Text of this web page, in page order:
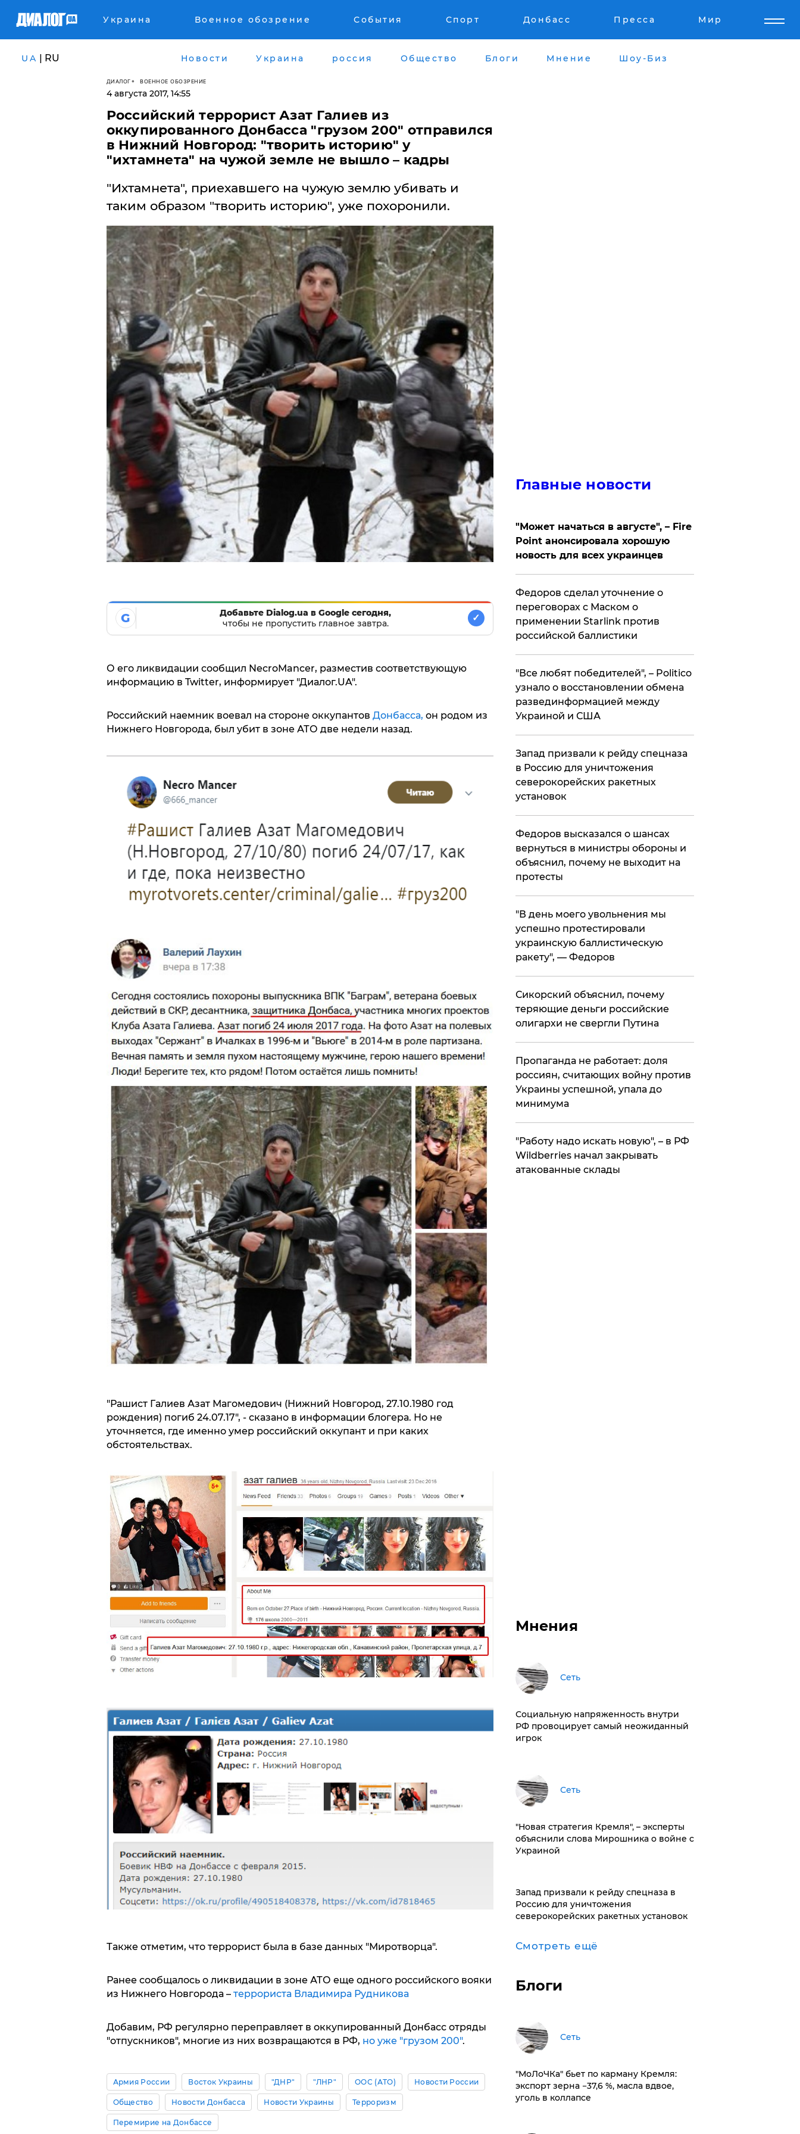
Украина Военное обозрение События Спорт Донбасс Пресса Мир
UA | RU Новости Украина россия Общество Блоги Мнение Шоу-Биз
ДИАЛОГ ВОЕННОЕ ОБОЗРЕНИЕ
4 августа 2017, 14:55
Российский террорист Азат Галиев из
оккупированного Донбасса "грузом 200" отправился
в Нижний Новгород: "творить историю" у
"ихтамнета" на чужой земле не вышло – кадры
"Ихтамнета", приехавшего на чужую землю убивать и
таким образом "творить историю", уже похоронили.
G
Добавьте Dialog.ua в Google сегодня,
чтобы не пропустить главное завтра.
✓
О его ликвидации сообщил NecroMancer, разместив соответствующую
информацию в Twitter, информирует "Диалог.UA".
Российский наемник воевал на стороне оккупантов Донбасса, он родом из
Нижнего Новгорода, был убит в зоне АТО две недели назад.
"Рашист Галиев Азат Магомедович (Нижний Новгород, 27.10.1980 год
рождения) погиб 24.07.17", - сказано в информации блогера. Но не
уточняется, где именно умер российский оккупант и при каких
обстоятельствах.
Также отметим, что террорист была в базе данных "Миротворца".
Ранее сообщалось о ликвидации в зоне АТО еще одного российского вояки
из Нижнего Новгорода –террориста Владимира Рудникова
Добавим, РФ регулярно переправляет в оккупированный Донбасс отряды
"отпускников", многие из них возвращаются в РФ, но уже "грузом 200".
Армия России Восток Украины "ДНР" "ЛНР" ООС (АТО) Новости России
Общество Новости Донбасса Новости Украины Терроризм
Перемирие на Донбассе
Главные новости
"Может начаться в августе", – Fire
Point анонсировала хорошую
новость для всех украинцев
Федоров сделал уточнение о
переговорах с Маском о
применении Starlink против
российской баллистики
​"Все любят победителей", – Politico
узнало о восстановлении обмена
развединформацией между
Украиной и США
Запад призвали к рейду спецназа
в Россию для уничтожения
северокорейских ракетных
установок
Федоров высказался о шансах
вернуться в министры обороны и
объяснил, почему не выходит на
протесты
​"В день моего увольнения мы
успешно протестировали
украинскую баллистическую
ракету", — Федоров
Сикорский объяснил, почему
теряющие деньги российские
олигархи не свергли Путина
​Пропаганда не работает: доля
россиян, считающих войну против
Украины успешной, упала до
минимума
"Работу надо искать новую", – в РФ
Wildberries начал закрывать
атакованные склады
Мнения
Сеть
Социальную напряженность внутри
РФ провоцирует самый неожиданный
игрок
Сеть
"Новая стратегия Кремля", – эксперты
объяснили слова Мирошника о войне с
Украиной
Запад призвали к рейду спецназа в
Россию для уничтожения
северокорейских ракетных установок
Смотреть ещё
Блоги
Сеть
​"МоЛоЧКа" бьет по карману Кремля:
экспорт зерна −37,6 %, масла вдвое,
уголь в коллапсе